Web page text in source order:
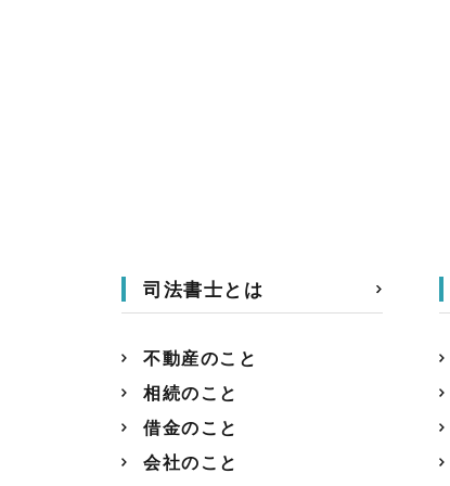
司法書士とは
不動産のこと
相続のこと
借金のこと
会社のこと